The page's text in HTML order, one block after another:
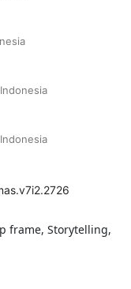
frame, Storytelling,